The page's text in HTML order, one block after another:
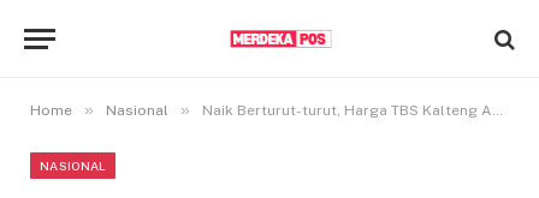
Home » Nasional » Naik Berturut-turut, Harga TBS Kalteng Agustus I Naik Jadi Segini
NASIONAL